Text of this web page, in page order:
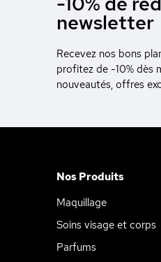
newsletter
Recevez nos bons
profitez de -10% dès
nouveautés, offres
Nos Produits
Maquillage
Soins visage et corps
Parfums